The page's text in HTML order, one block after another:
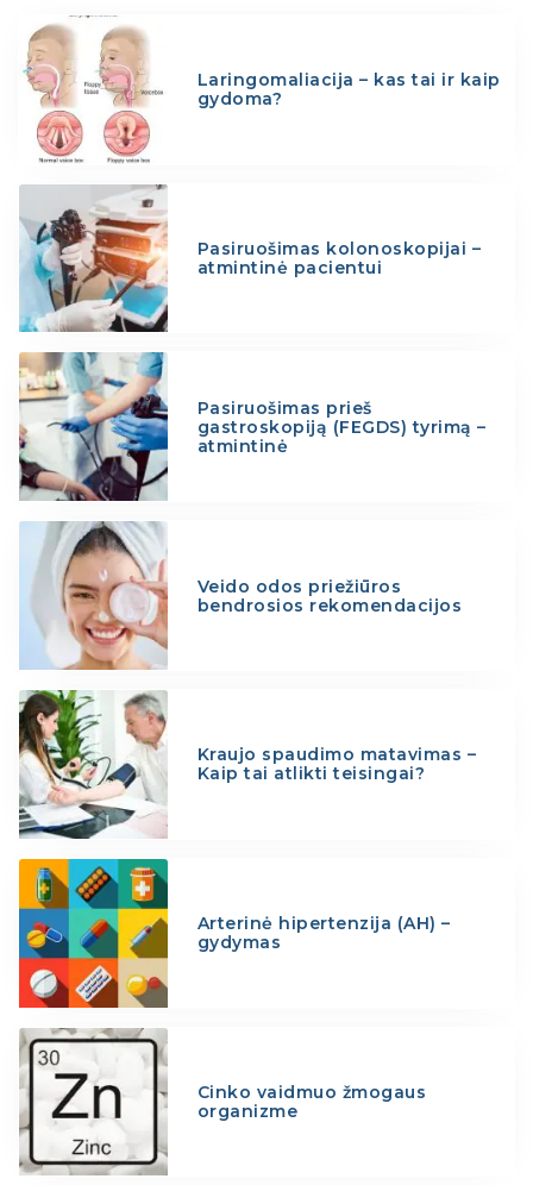
Laringomaliacija – kas tai ir kaip
gydoma?
Pasiruošimas kolonoskopijai –
atmintinė pacientui
Pasiruošimas prieš
gastroskopiją (FEGDS) tyrimą –
atmintinė
Veido odos priežiūros
bendrosios rekomendacijos
Kraujo spaudimo matavimas –
Kaip tai atlikti teisingai?
Arterinė hipertenzija (AH) –
gydymas
Cinko vaidmuo žmogaus
organizme